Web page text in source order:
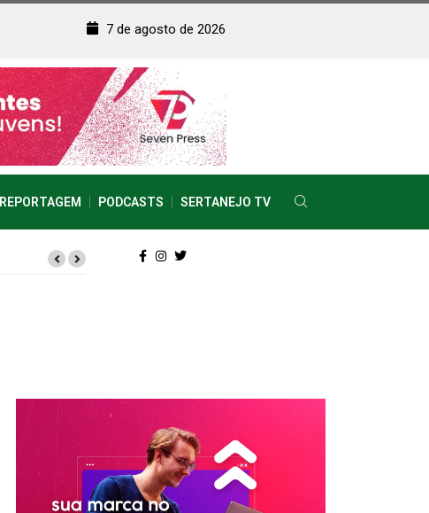
7 de agosto de 2026
REPORTAGEM PODCASTS SERTANEJO TV